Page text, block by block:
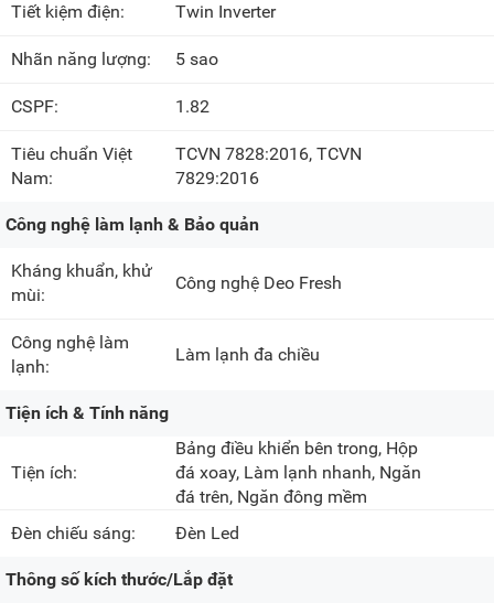
Tiết kiệm điện: Twin Inverter
Nhãn năng lượng: 5 sao
CSPF: 1.82
Tiêu chuẩn Việt
Nam:
TCVN 7828:2016, TCVN
7829:2016
Công nghệ làm lạnh & Bảo quản
Kháng khuẩn, khử
mùi:
Công nghệ Deo Fresh
Công nghệ làm
lạnh:
Làm lạnh đa chiều
Tiện ích & Tính năng
Tiện ích:
Bảng điều khiển bên trong, Hộp
đá xoay, Làm lạnh nhanh, Ngăn
đá trên, Ngăn đông mềm
Đèn chiếu sáng:
Đèn Led
Thông số kích thước/Lắp đặt